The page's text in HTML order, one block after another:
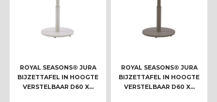
ROYAL SEASONS® JURA
BIJZETTAFEL IN HOOGTE
VERSTELBAAR D60 X…
ROYAL SEASONS® JURA
BIJZETTAFEL IN HOOGTE
VERSTELBAAR D60 X…